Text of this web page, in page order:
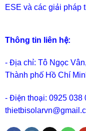
ESE và các giải pháp
Thông tin liên hệ:
- Địa chỉ: Tô Ngọc
Thành phố Hồ Chí
- Điện thoại: 0925 038